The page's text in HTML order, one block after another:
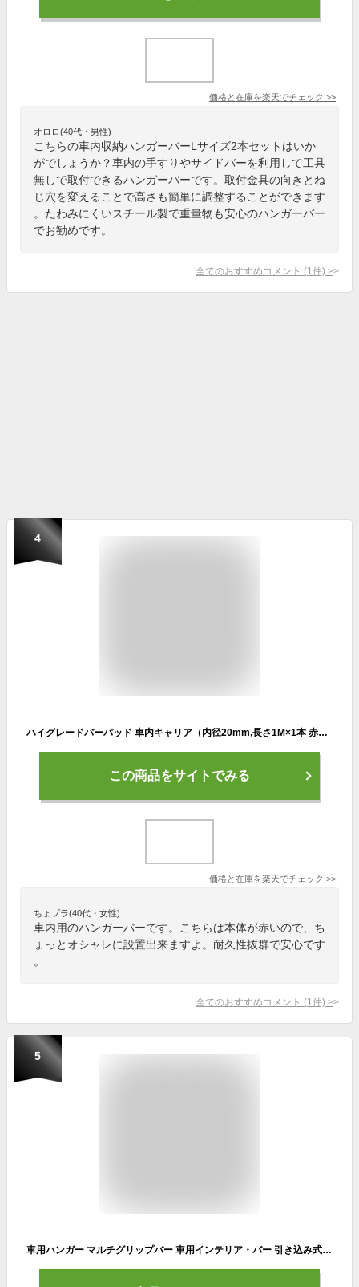
価格と在庫を楽天でチェック >>
オロロ(40代・男性)
こちらの車内収納ハンガーバーLサイズ2本セットはいか
がでしょうか？車内の手すりやサイドバーを利用して工具
無しで取付できるハンガーバーです。取付金具の向きとね
じ穴を変えることで高さも簡単に調整することができます
。たわみにくいスチール製で重量物も安心のハンガーバー
でお勧めです。
全てのおすすめコメント (1 件) >
4
ハイグレードバーパッド 車内キャリア（内径20mm,長さ1M×1本 赤）DIY カスタム サーフ・スノーボード・スキー・脚立 ハンガーバー 高級 耐久性 軽・コンパクトカー用 おしゃれ かっこいい
この商品をサイトでみる
価格と在庫を楽天でチェック >>
ちょプラ(40代・女性)
車内用のハンガーバーです。こちらは本体が赤いので、ち
ょっとオシャレに設置出来ますよ。耐久性抜群で安心です
。
全てのおすすめコメント (1 件) >
5
車用ハンガー マルチグリップバー 車用インテリア・バー 引き込み式 車用ハンガー（76cm~152cmに伸縮自在 耐荷重22kg）